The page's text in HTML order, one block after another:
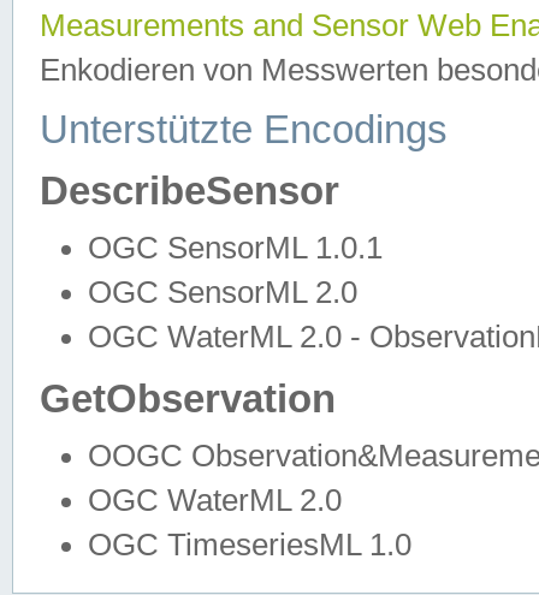
Measurements and Sensor Web
Enkodieren von Messwerten
Unterstützte Encodings
DescribeSensor
OGC SensorML 1.0.1
OGC SensorML 2.0
OGC WaterML 2.0 -
GetObservation
OOGC
OGC WaterML 2.0
OGC TimeseriesML 1.0